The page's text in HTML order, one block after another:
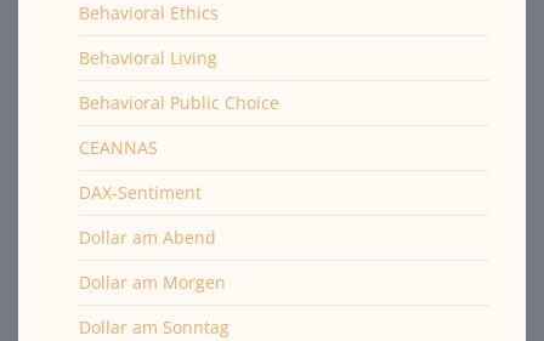
Behavioral Ethics
Behavioral Living
Behavioral Public Choice
CEANNAS
DAX-Sentiment
Dollar am Abend
Dollar am Morgen
Dollar am Sonntag